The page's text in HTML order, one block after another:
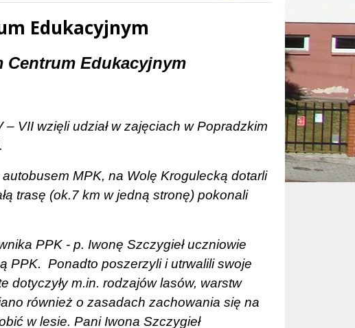
Edukacyjnym
Centrum Edukacyjnym
VII wzięli udział w zajęciach w Popradzkim
MPK, na Wolę Krogulecką dotarli
trasę (ok.7 km w jedną stronę) pokonali
PPK - p. Iwonę Szczygieł uczniowie
PPK. Ponadto poszerzyli i utrwalili swoje
dotyczyły m.in. rodzajów lasów, warstw
również o zasadach zachowania się na
w lesie. Pani Iwona Szczygieł